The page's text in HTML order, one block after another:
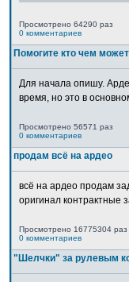
Просмотрено 64290 раз
0 комментариев
Помогите кто чем может
Для начала опишу.
время, но это в
Просмотрено 56571 раз
0 комментариев
продам всё на ардео
всё на ардео продам
оригинал контрактные
Просмотрено 16775304 раз
0 комментариев
"Шелчки" за рулевым